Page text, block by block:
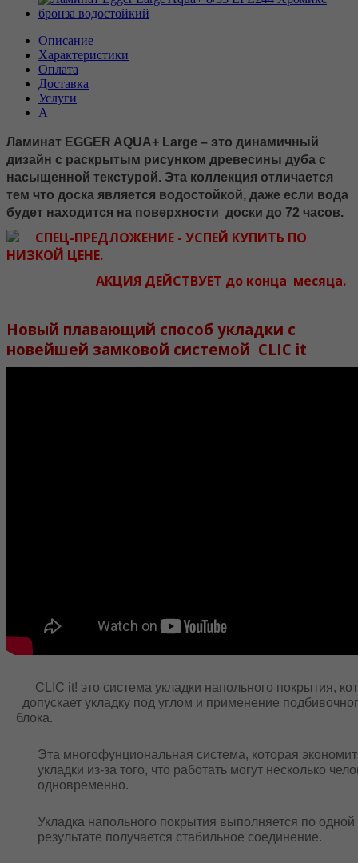
Описание
Характеристики
Оплата
Доставка
Услуги
А
Ламинат EGGER AQUA+ Large – это динамичный
дизайн с раскрытым рисунком древесины дуба с
насыщенной текстурой. Эта коллекция отличается
тем что доска является водостойкой, даже если вода
будет находится на поверхности доски до 72 часов.
СПЕЦ-ПРЕДЛОЖЕНИЕ - УСПЕЙ КУПИТЬ ПО
НИЗКОЙ ЦЕНЕ.
АКЦИЯ ДЕЙСТВУЕТ до конца месяца.
Новый плавающий способ укладки с
новейшей замковой системой CLIC it
CLIC it! это система укладки напольного
допускает укладку под углом и применение
блока.
Эта многофунциональная система, которая
укладки из-за того, что работать могут несколько
одновременно.
Укладка напольного покрытия выполняется по одной
результате получается стабильное соединение.